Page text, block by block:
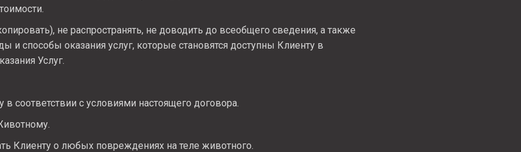
не распространять, не доводить до всеобщего сведения, а также
способы оказания услуг, которые становятся доступны Клиенту в
Услуг.
в соответствии с условиями настоящего договора.
Клиенту о любых повреждениях на теле животного.